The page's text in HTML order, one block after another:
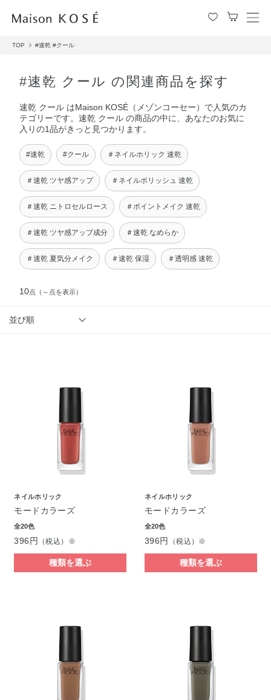
メ
TOP #速乾 #クール
#速乾 クール の関連商品を探す
速乾 クール はMaison KOSÉ（メゾンコーセー）で人気のカ
テゴリーです。速乾 クール の商品の中に、あなたのお気に
入りの1品がきっと見つかります。
#速乾 #クール ＃ネイルホリック 速乾
＃速乾 ツヤ感アップ ＃ネイルポリッシュ 速乾
＃速乾 ニトロセルロース ＃ポイントメイク 速乾
＃速乾 ツヤ感アップ成分 ＃速乾 なめらか
＃速乾 夏気分メイク ＃速乾 保湿 ＃透明感 速乾
10点 （～点を表示）
並び順
ネイルホリック
モードカラーズ
全20色
396円 （税込）※
種類を選ぶ
ネイルホリック
モードカラーズ
全20色
396円 （税込）※
種類を選ぶ